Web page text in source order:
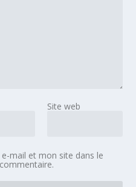
Site web
mail et mon site dans le